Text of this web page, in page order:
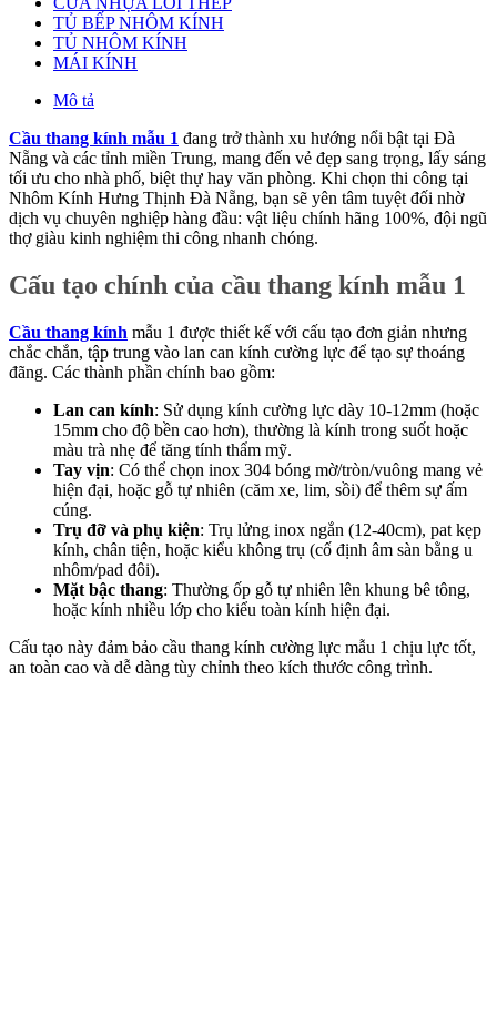
TỦ BẾP NHÔM KÍNH
TỦ NHÔM KÍNH
MÁI KÍNH
Mô tả
Cầu thang kính mẫu 1 đang trở thành xu hướng nổi bật tại Đà
Nẵng và các tỉnh miền Trung, mang đến vẻ đẹp sang trọng, lấy sáng
tối ưu cho nhà phố, biệt thự hay văn phòng. Khi chọn thi công tại
Nhôm Kính Hưng Thịnh Đà Nẵng, bạn sẽ yên tâm tuyệt đối nhờ
dịch vụ chuyên nghiệp hàng đầu: vật liệu chính hãng 100%, đội ngũ
thợ giàu kinh nghiệm thi công nhanh chóng.
Cấu tạo chính của cầu thang kính mẫu 1
Cầu thang kính mẫu 1 được thiết kế với cấu tạo đơn giản nhưng
chắc chắn, tập trung vào lan can kính cường lực để tạo sự thoáng
đãng. Các thành phần chính bao gồm:
Lan can kính: Sử dụng kính cường lực dày 10-12mm (hoặc
15mm cho độ bền cao hơn), thường là kính trong suốt hoặc
màu trà nhẹ để tăng tính thẩm mỹ.
Tay vịn: Có thể chọn inox 304 bóng mờ/tròn/vuông mang vẻ
hiện đại, hoặc gỗ tự nhiên (căm xe, lim, sồi) để thêm sự ấm
cúng.
Trụ đỡ và phụ kiện: Trụ lửng inox ngắn (12-40cm), pat kẹp
kính, chân tiện, hoặc kiểu không trụ (cố định âm sàn bằng u
nhôm/pad đôi).
Mặt bậc thang: Thường ốp gỗ tự nhiên lên khung bê tông,
hoặc kính nhiều lớp cho kiểu toàn kính hiện đại.
Cấu tạo này đảm bảo cầu thang kính cường lực mẫu 1 chịu lực tốt,
an toàn cao và dễ dàng tùy chỉnh theo kích thước công trình.